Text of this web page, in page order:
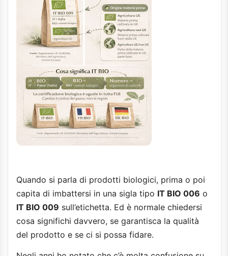
Quando si parla di prodotti biologici, prima o poi
capita di imbattersi in una sigla tipo IT BIO 006 o
IT BIO 009 sull’etichetta. Ed è normale chiedersi
cosa significhi davvero, se garantisca la qualità
del prodotto e se ci si possa fidare.